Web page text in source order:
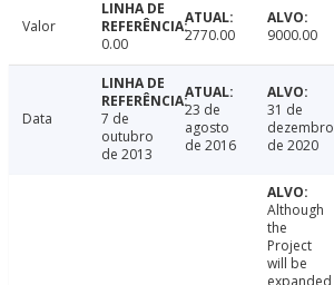
Valor
0.00
2770.00 9000.00
Data
7 de
outubro
de 2013
23 de
agosto
de 2016
31 de
dezembro
de 2020
Although
the
Project
will be